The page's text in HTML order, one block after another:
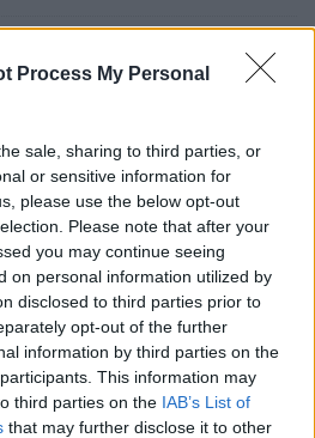
Process My Personal
sale, sharing to third parties, or
or sensitive information for
please use the below opt-out
Please note that after your
you may continue seeing
on personal information utilized by
disclosed to third parties prior to
opt-out of the further
information by third parties on the
This information may
third parties on the IAB’s List of
that may further disclose it to other
utca 8.
Eladó:Nagyházi Galéria és
Aukciósház
Cím: Müller Márta
Nagyházi Galéria és Aukciósház
Kft.
1055 Budapest, Balaton utca 8.
Telefon: +361 475 6000 +361
4756005